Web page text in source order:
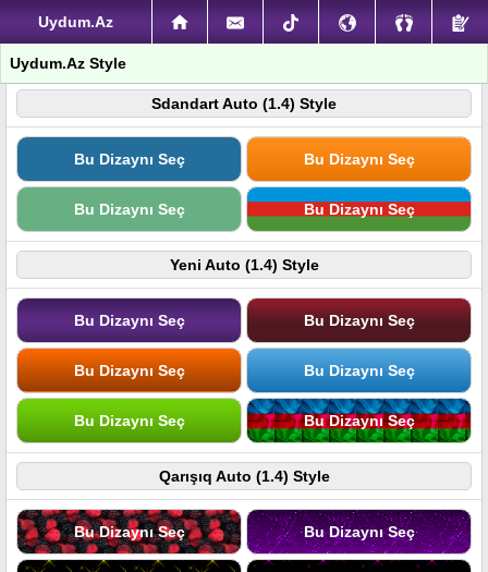
Uydum.Az
Uydum.Az Style
Sdandart Auto (1.4) Style
Bu Dizaynı Seç Bu Dizaynı Seç
Bu Dizaynı Seç Bu Dizaynı Seç
Yeni Auto (1.4) Style
Bu Dizaynı Seç Bu Dizaynı Seç
Bu Dizaynı Seç Bu Dizaynı Seç
Bu Dizaynı Seç Bu Dizaynı Seç
Qarışıq Auto (1.4) Style
Bu Dizaynı Seç Bu Dizaynı Seç